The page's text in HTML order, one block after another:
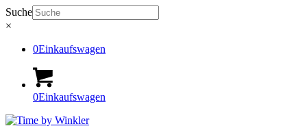
Suche
×
0Einkaufswagen
0Einkaufswagen